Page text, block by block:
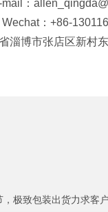
mail：
：+86-
淄博市张店区新村
，极致包装出货力求客